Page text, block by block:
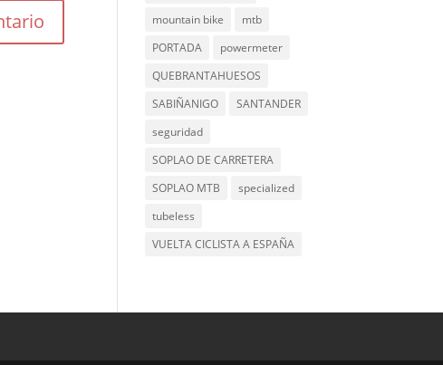
mountain bike
mtb
PORTADA
powermeter
QUEBRANTAHUESOS
SABIÑANIGO
SANTANDER
seguridad
SOPLAO DE CARRETERA
SOPLAO MTB
specialized
tubeless
VUELTA CICLISTA A ESPAÑA